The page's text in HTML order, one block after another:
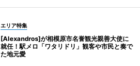
エリア特集
[Alexandros]が相模原市名誉観光親善大使に
就任！駅メロ「ワタリドリ」観客や市民と奏で
た地元愛